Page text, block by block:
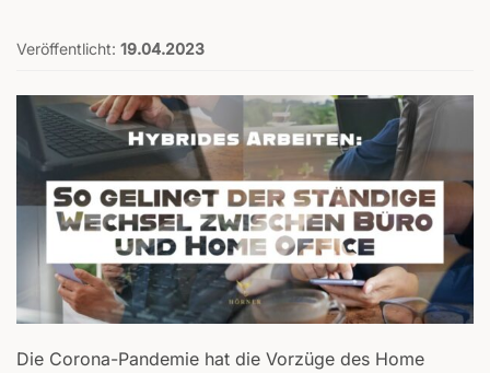
Veröffentlicht: 19.04.2023
Die Corona-Pandemie hat die Vorzüge des Home